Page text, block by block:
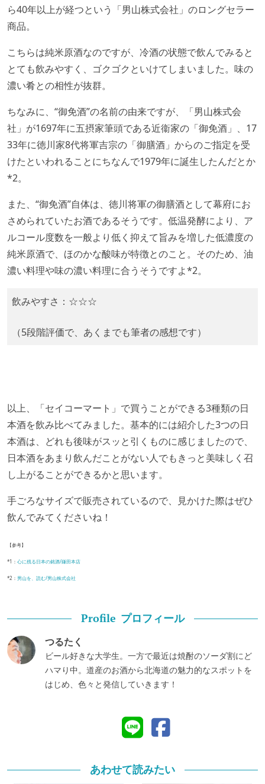
ら40年以上が経つという「男山株式会社」のロングセラー
商品。
こちらは純米原酒なのですが、冷酒の状態で飲んでみると
とても飲みやすく、ゴクゴクといけてしまいました。味の
濃い肴との相性が抜群。
ちなみに、“御免酒”の名前の由来ですが、「男山株式会
社」が1697年に五摂家筆頭である近衞家の「御免酒」、17
33年に徳川家8代将軍吉宗の「御膳酒」からのご指定を受
けたといわれることにちなんで1979年に誕生したんだとか
*2。
また、“御免酒”自体は、徳川将軍の御膳酒として幕府にお
さめられていたお酒であるそうです。低温発酵により、ア
ルコール度数を一般より低く抑えて旨みを増した低濃度の
純米原酒で、ほのかな酸味が特徴とのこと。そのため、油
濃い料理や味の濃い料理に合うそうですよ*2。
飲みやすさ：☆☆☆
（5段階評価で、あくまでも筆者の感想です）
以上、「セイコーマート」で買うことができる3種類の日
本酒を飲み比べてみました。基本的には紹介した3つの日
本酒は、どれも後味がスッと引くものに感じましたので、
日本酒をあまり飲んだことがない人でもきっと美味しく召
し上がることができるかと思います。
手ごろなサイズで販売されているので、見かけた際はぜひ
飲んでみてくださいね！
【参考】
*1： 心に残る日本の銘酒/鎌田本店
*2： 男山を、読む/男山株式会社
Profile プロフィール
つるたく
ビール好きな大学生。一方で最近は焼酎のソーダ割にど
ハマり中。道産のお酒から北海道の魅力的なスポットを
はじめ、色々と発信していきます！
あわせて読みたい